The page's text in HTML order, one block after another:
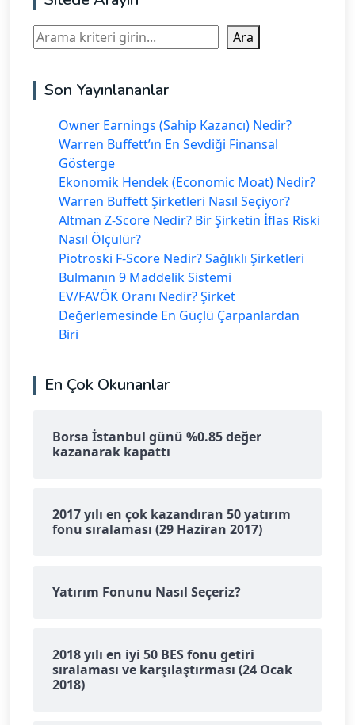
Ara Ara
Son Yayınlananlar
Owner Earnings (Sahip Kazancı) Nedir?
Warren Buffett’ın En Sevdiği Finansal
Gösterge
Ekonomik Hendek (Economic Moat) Nedir?
Warren Buffett Şirketleri Nasıl Seçiyor?
Altman Z-Score Nedir? Bir Şirketin İflas Riski
Nasıl Ölçülür?
Piotroski F-Score Nedir? Sağlıklı Şirketleri
Bulmanın 9 Maddelik Sistemi
EV/FAVÖK Oranı Nedir? Şirket
Değerlemesinde En Güçlü Çarpanlardan
Biri
En Çok Okunanlar
Borsa İstanbul günü %0.85 değer
kazanarak kapattı
2017 yılı en çok kazandıran 50 yatırım
fonu sıralaması (29 Haziran 2017)
Yatırım Fonunu Nasıl Seçeriz?
2018 yılı en iyi 50 BES fonu getiri
sıralaması ve karşılaştırması (24 Ocak
2018)